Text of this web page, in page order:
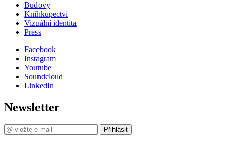
Budovy
Knihkupectví
Vizuální identita
Press
Facebook
Instagram
Youtube
Soundcloud
LinkedIn
Newsletter
Přihlásit